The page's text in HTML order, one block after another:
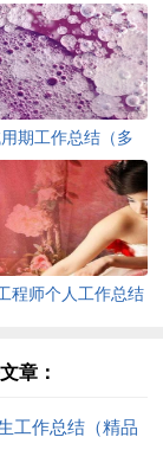
期工作总结（多
文共12424字)
程师个人工作总结
章：
工作总结（精品